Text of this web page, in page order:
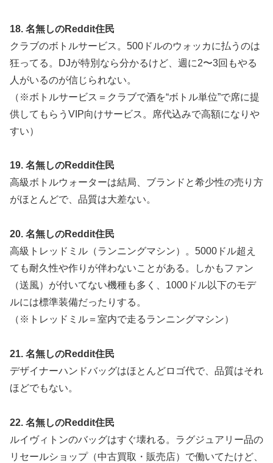
18. 名無しのReddit住民
クラブのボトルサービス。500ドルのウォッカに払うのは
狂ってる。DJが特別なら分かるけど、週に2〜3回もやる
人がいるのが信じられない。
（※ボトルサービス＝クラブで酒を“ボトル単位”で席に提
供してもらうVIP向けサービス。席代込みで高額になりや
すい）
19. 名無しのReddit住民
高級ボトルウォーターは結局、ブランドと希少性の売り方
がほとんどで、品質は大差ない。
20. 名無しのReddit住民
高級トレッドミル（ランニングマシン）。5000ドル超え
ても耐久性や作りが伴わないことがある。しかもファン
（送風）が付いてない機種も多く、1000ドル以下のモデ
ルには標準装備だったりする。
（※トレッドミル＝室内で走るランニングマシン）
21. 名無しのReddit住民
デザイナーハンドバッグはほとんどロゴ代で、品質はそれ
ほどでもない。
22. 名無しのReddit住民
ルイヴィトンのバッグはすぐ壊れる。ラグジュアリー品の
リセールショップ（中古買取・販売店）で働いてたけど、